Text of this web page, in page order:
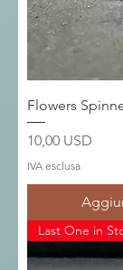
Flowers
Prezzo
10,00 USD
IVA esclusa
Last One in